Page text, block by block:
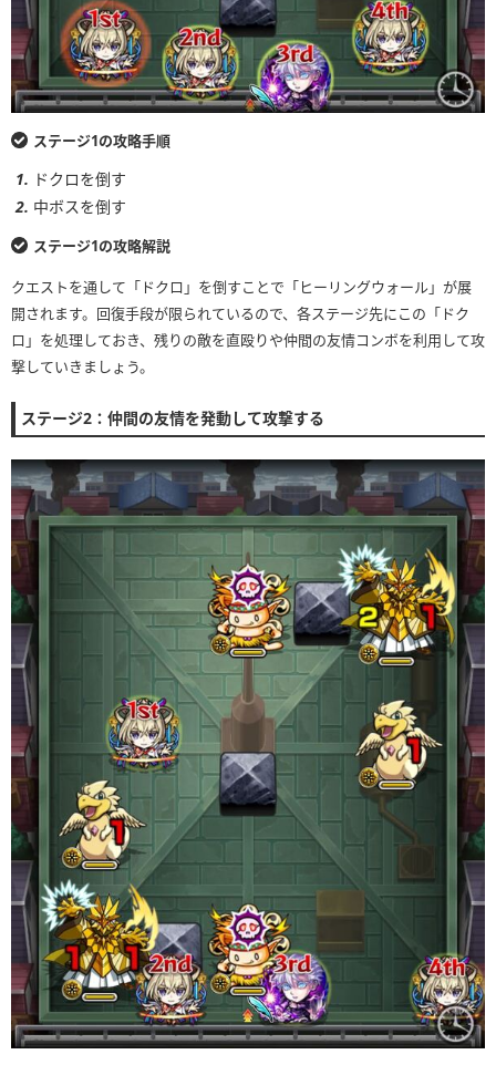
ステージ1の攻略手順
ドクロを倒す
中ボスを倒す
ステージ1の攻略解説
クエストを通して「ドクロ」を倒すことで「ヒーリングウォール」が展
開されます。回復手段が限られているので、各ステージ先にこの「ドク
ロ」を処理しておき、残りの敵を直殴りや仲間の友情コンボを利用して攻
撃していきましょう。
ステージ2：仲間の友情を発動して攻撃する